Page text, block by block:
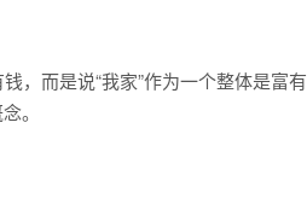
，而是说“我家”作为一个整体是富有
。